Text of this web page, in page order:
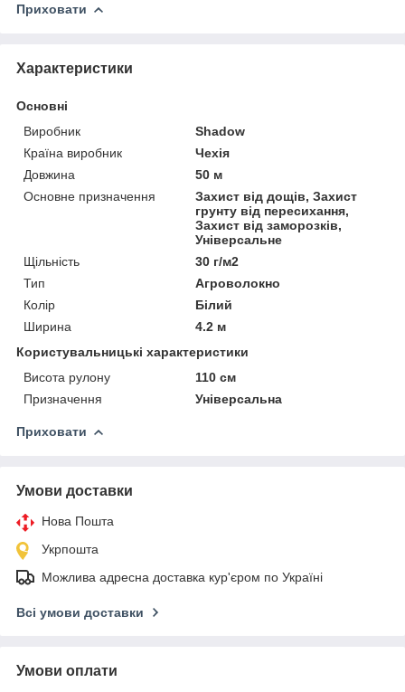
Приховати
Характеристики
Основні
Виробник
Shadow
Країна виробник
Чехія
Довжина
50 м
Основне призначення
Захист від дощів, Захист
грунту від пересихання,
Захист від заморозків,
Універсальне
Щільність
30 г/м2
Тип
Агроволокно
Колір
Білий
Ширина
4.2 м
Користувальницькі характеристики
Висота рулону
110 см
Призначення
Універсальна
Приховати
Умови доставки
Нова Пошта
Укрпошта
Можлива адресна доставка кур'єром по Україні
Всі умови доставки
Умови оплати